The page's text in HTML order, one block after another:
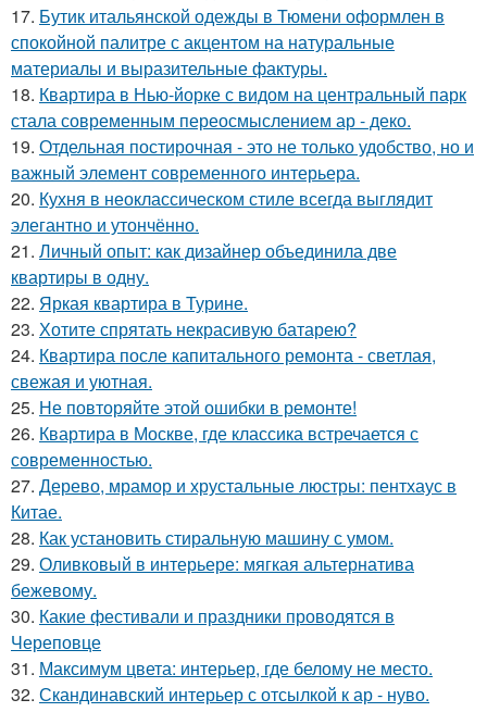
17. Бутик итальянской одежды в Тюмени оформлен в
спокойной палитре с акцентом на натуральные
материалы и выразительные фактуры.
18. Квартира в Нью-йорке с видом на центральный парк
стала современным переосмыслением ар - деко.
19. Отдельная постирочная - это не только удобство, но и
важный элемент современного интерьера.
20. Кухня в неоклассическом стиле всегда выглядит
элегантно и утончённо.
21. Личный опыт: как дизайнер объединила две
квартиры в одну.
22. Яркая квартира в Турине.
23. Хотите спрятать некрасивую батарею?
24. Квартира после капитального ремонта - светлая,
свежая и уютная.
25. Не повторяйте этой ошибки в ремонте!
26. Квартира в Москве, где классика встречается с
современностью.
27. Дерево, мрамор и хрустальные люстры: пентхаус в
Китае.
28. Как установить стиральную машину с умом.
29. Оливковый в интерьере: мягкая альтернатива
бежевому.
30. Какие фестивали и праздники проводятся в
Череповце
31. Максимум цвета: интерьер, где белому не место.
32. Скандинавский интерьер с отсылкой к ар - нуво.